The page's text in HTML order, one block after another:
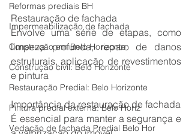
Reformas prediais BH
Impermeabilização de fachada
Construção em Belo Horizonte
Construção civil: Belo Horizonte
Restauração Predial: Belo Horizonte
Pintura predial externa: Belo Horiz
Vedação de fachada Predial Belo Hor
Restauração de fachada
Envolve uma série de etapas, como
limpeza profunda, reparo de danos
estruturais, aplicação de revestimentos
e pintura
Importância da restauração de fachada
É essencial para manter a segurança e